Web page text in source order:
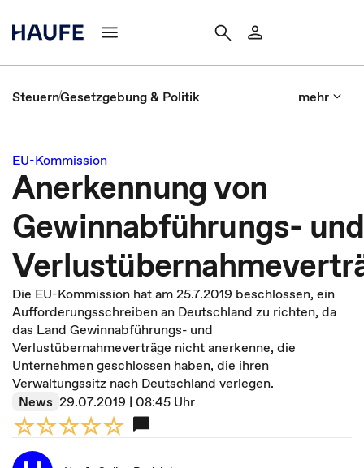
SteuernGesetzgebung & Politik mehr
EU-Kommission
Anerkennung von
Gewinnabführungs- und
Die EU-Kommission hat am 25.7.2019 beschlossen, ein
Aufforderungsschreiben an Deutschland zu richten, da
das Land Gewinnabführungs- und
Verlustübernahmeverträge nicht anerkenne, die
Unternehmen geschlossen haben, die ihren
Verwaltungssitz nach Deutschland verlegen.
News 29.07.2019 | 08:45 Uhr